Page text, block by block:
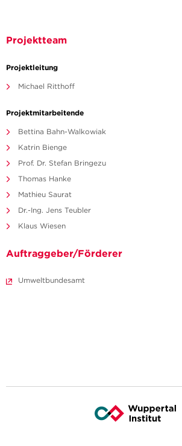
Projektteam
Projektleitung
Michael Ritthoff
Projektmitarbeitende
Bettina Bahn-Walkowiak
Katrin Bienge
Prof. Dr. Stefan Bringezu
Thomas Hanke
Mathieu Saurat
Dr.-Ing. Jens Teubler
Klaus Wiesen
Auftraggeber/Förderer
Umweltbundesamt